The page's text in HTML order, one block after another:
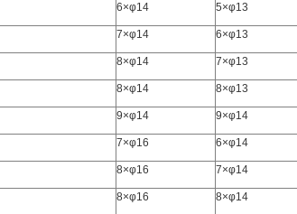
6×φ14 5×φ13
7×φ14 6×φ13
8×φ14 7×φ13
8×φ14 8×φ13
9×φ14 9×φ14
7×φ16 6×φ14
8×φ16 7×φ14
8×φ16 8×φ14